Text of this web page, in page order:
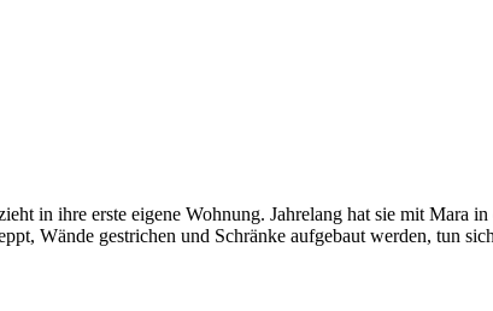
in ihre erste eigene Wohnung. Jahrelang hat sie mit Mara
Wände gestrichen und Schränke aufgebaut werden, tun